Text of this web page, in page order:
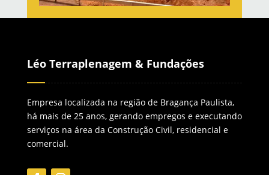
Léo Terraplenagem & Fundações
Empresa localizada na região de Bragança Paulista,
há mais de 25 anos, gerando empregos e executando
serviços na área da Construção Civil, residencial e
comercial.